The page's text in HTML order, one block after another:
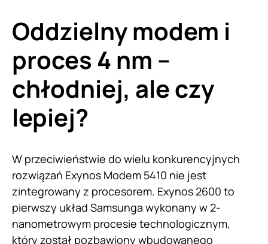
Oddzielny modem i
proces 4 nm –
chłodniej, ale czy
lepiej?
W przeciwieństwie do wielu konkurencyjnych
rozwiązań Exynos Modem 5410 nie jest
zintegrowany z procesorem. Exynos 2600 to
pierwszy układ Samsunga wykonany w 2-
nanometrowym procesie technologicznym,
który został pozbawiony wbudowanego